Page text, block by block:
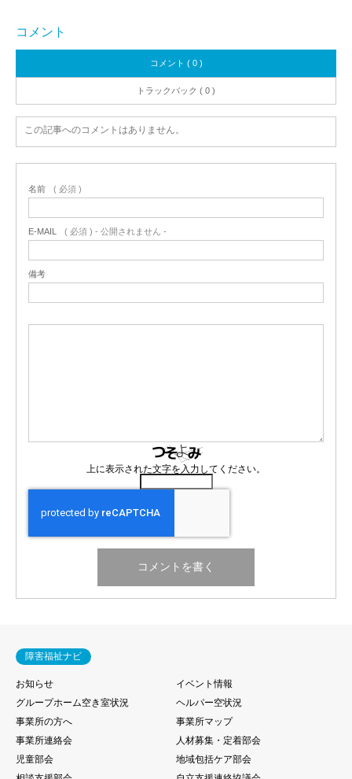
コメント
コメント ( 0 )
トラックバック ( 0 )
この記事へのコメントはありません。
名前 ( 必須 )
E-MAIL ( 必須 ) - 公開されません -
備考
上に表示された文字を入力してください。
障害福祉ナビ
お知らせ
イベント情報
グループホーム空き室状況
ヘルパー空状況
事業所の方へ
事業所マップ
事業所連絡会
人材募集・定着部会
児童部会
地域包括ケア部会